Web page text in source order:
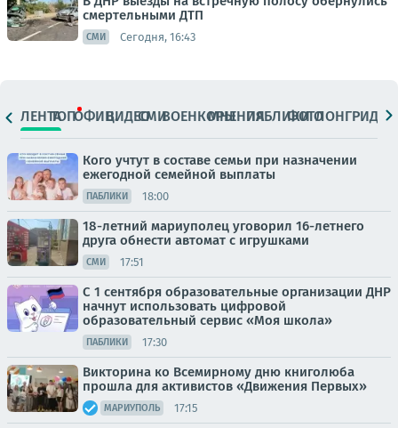
смертельными ДТП
СМИ Сегодня, 16:43
ЛЕНТАТОПОФИЦ.ВИДЕОСМИВОЕНКОРЫМНЕНИЯПАБЛИКИ
ФОТОЛОНГРИДЫ
Кого учтут в составе семьи при назначении
ежегодной семейной выплаты
ПАБЛИКИ 18:00
18-летний мариуполец уговорил 16-летнего
друга обнести автомат с игрушками
СМИ 17:51
С 1 сентября образовательные организации ДНР
начнут использовать цифровой
образовательный сервис «Моя школа»
ПАБЛИКИ 17:30
Викторина ко Всемирному дню книголюба
прошла для активистов «Движения Первых»
МАРИУПОЛЬ 17:15